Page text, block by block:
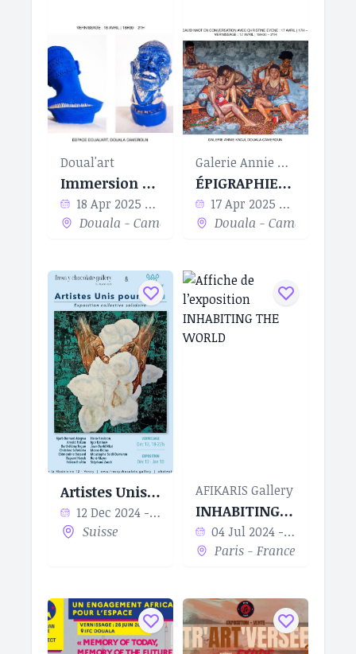
Doual'art
Immersion Bleue
18 Apr 2025 - 12 Jul 2025
Douala - Cameroun
Galerie Annie Kadji
ÉPIGRAPHIES DES CORPS
17 Apr 2025 - 30 May 2025
Douala - Cameroun
Artistes Unis pour l’Eau
12 Dec 2024 - 10 Jan 2025
Suisse
AFIKARIS Gallery
INHABITING THE WORLD
04 Jul 2024 - 10 Aug 2024
Paris - France